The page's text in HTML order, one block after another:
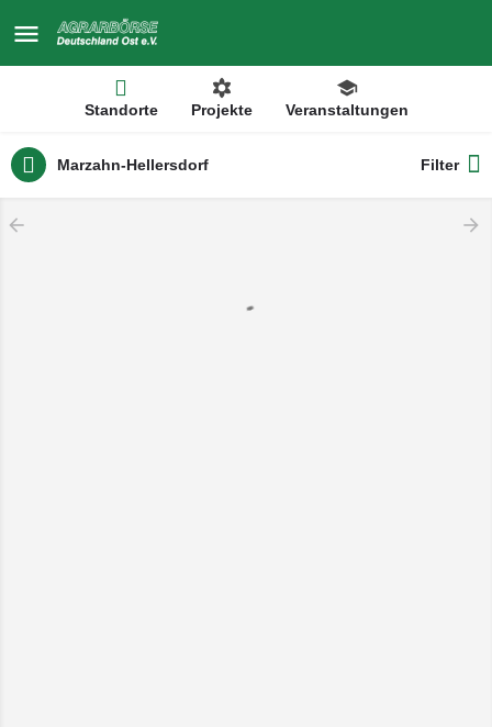
Standorte Projekte Veranstaltungen
Marzahn-Hellersdorf Filter